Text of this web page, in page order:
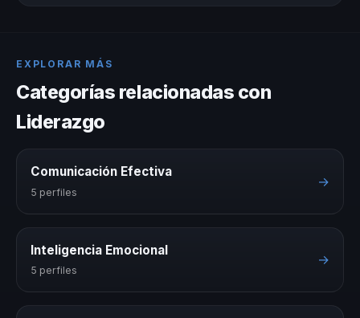
EXPLORAR MÁS
Categorías relacionadas con
Liderazgo
Comunicación Efectiva
5 perfiles
→
Inteligencia Emocional
5 perfiles
→